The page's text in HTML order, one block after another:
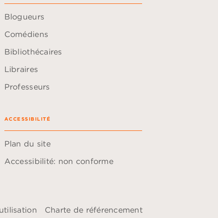
Blogueurs
Comédiens
Bibliothécaires
Libraires
Professeurs
ACCESSIBILITÉ
Plan du site
Accessibilité: non conforme
Charte de référencement